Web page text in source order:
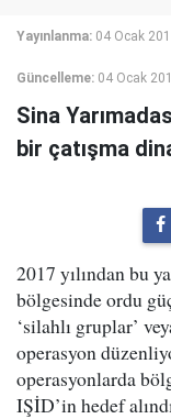
Yayınlanma: 04 Ocak
Güncelleme: 04 Ocak
Sina
bir çatışma
2017 yılından bu
bölgesinde ordu
‘silahlı gruplar’
operasyon
operasyonlarda
IŞİD’in hedef